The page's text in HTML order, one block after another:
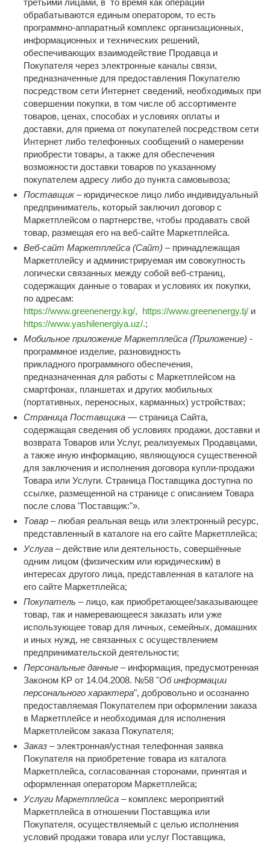
третьими лицами, в то время как операции
обрабатываются единым оператором, то есть
программно-аппаратный комплекс организационных,
информационных и технических решений,
обеспечивающих взаимодействие Продавца и
Покупателя через электронные каналы связи,
предназначенные для предоставления Покупателю
посредством сети Интернет сведений, необходимых при
совершении покупки, в том числе об ассортименте
товаров, ценах, способах и условиях оплаты и
доставки, для приема от покупателей посредством сети
Интернет либо телефонных сообщений о намерении
приобрести товары, а также для обеспечения
возможности доставки товаров по указанному
покупателем адресу либо до пункта самовывоза;
Поставщик– юридическое лицо либо индивидуальный
предприниматель, который заключил договор с
Маркетплейсом о партнерстве, чтобы продавать свой
товар, размещая его на веб-сайте Маркетплейса.
Веб-сайт Маркетплейса (Сайт) – принадлежащая
Маркетплейсу и администрируемая им совокупность
логически связанных между собой веб-страниц,
содержащих данные о товарах и условиях их покупки,
по адресам:
https://www.greenenergy.kg/, https://www.greenenergy.tj/ и
https://www.yashilenergiya.uz/.;
Мобильное приложение Маркетплейса (Приложение) -
программное изделие, разновидность
прикладного программного обеспечения,
предназначенная для работы с Маркетплейсом на
смартфонах, планшетах и других мобильных
(портативных, переносных, карманных) устройствах;
Страница Поставщика — страница Сайта,
содержащая сведения об условиях продажи, доставки и
возврата Товаров или Услуг, реализуемых Продавцами,
а также иную информацию, являющуюся существенной
для заключения и исполнения договора купли-продажи
Товара или Услуги. Страница Поставщика доступна по
ссылке, размещенной на странице с описанием Товара
после слова "Поставщик:"».
Товар – любая реальная вещь или электронный ресурс,
представленный в каталоге на его сайте Маркетплейса;
Услуга – действие или деятельность, совершённые
одним лицом (физическим или юридическим) в
интересах другого лица, представленная в каталоге на
его сайте Маркетплейса;
Покупатель – лицо, как приобретающее/заказывающее
товар, так и намеревающееся заказать или уже
использующее товар для личных, семейных, домашних
и иных нужд, не связанных с осуществлением
предпринимательской деятельности;
Персональные данные – информация, предусмотренная
Законом КР от 14.04.2008. №58 "Об информации
персонального характера", добровольно и осознанно
предоставляемая Покупателем при оформлении заказа
в Маркетплейсе и необходимая для исполнения
Маркетплейсом заказа Покупателя;
Заказ – электронная/устная телефонная заявка
Покупателя на приобретение товара из каталога
Маркетплейса, согласованная сторонами, принятая и
оформленная оператором Маркетплейса;
Услуги Маркетплейса – комплекс мероприятий
Маркетплейса в отношении Поставщика или
Покупателя, осуществляемый с целью исполнения
условий продажи товара или услуг Поставщика,